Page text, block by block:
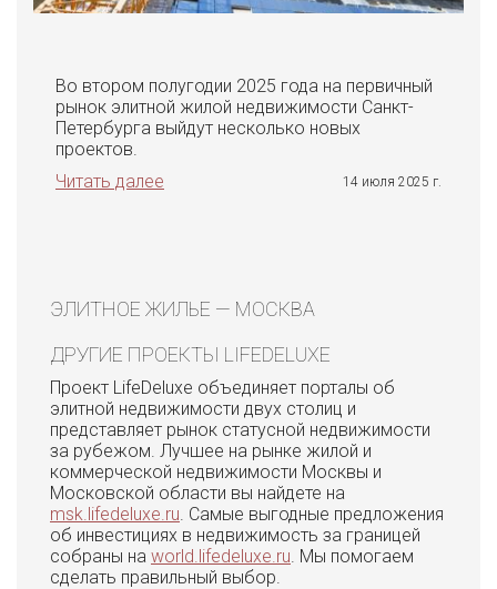
Во втором полугодии 2025 года на первичный
рынок элитной жилой недвижимости Санкт-
Петербурга выйдут несколько новых
проектов.
Читать далее
14 июля 2025 г.
ЭЛИТНОЕ ЖИЛЬЕ — МОСКВА
ДРУГИЕ ПРОЕКТЫ LIFEDELUXE
Проект LifeDeluxe объединяет порталы об
элитной недвижимости двух столиц и
представляет рынок статусной недвижимости
за рубежом. Лучшее на рынке жилой и
коммерческой недвижимости Москвы и
Московской области вы найдете на
msk.lifedeluxe.ru . Самые выгодные предложения
об инвестициях в недвижимость за границей
собраны на world.lifedeluxe.ru . Мы помогаем
сделать правильный выбор.